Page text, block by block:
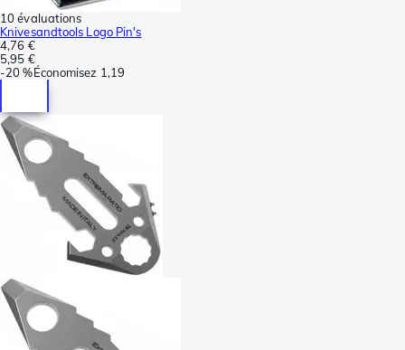
10 évaluations
Knivesandtools Logo Pin's
4,76 €
5,95 €
-20 %Économisez 1,19